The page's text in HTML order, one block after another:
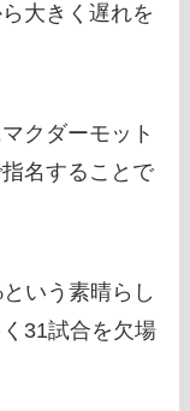
大きく遅れを
クダーモット
名することで
いう素晴らし
31試合を欠場